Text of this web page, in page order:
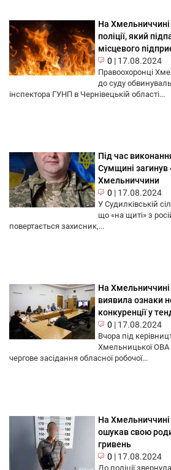
На
поліції, який
місцевого
0 | 17.08.2024
Правоохоронці
до суду
інспектора ГУНП в Чернівецькій області...
Під час
Сумщині загинув
Хмельниччини
0 | 17.08.2024
У Судилківській
що «на щиті» з
повертається захисник,...
На
виявила ознаки
конкуренції у
0 | 17.08.2024
Вчора під
Хмельницької ОВА
чергове засідання обласної робочої...
На Хмельниччині
ошукав свою
гривень
0 | 17.08.2024
До поліції